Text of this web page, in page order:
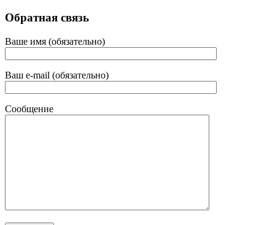
Обратная связь
Ваше имя (обязательно)
Ваш e-mail (обязательно)
Сообщение